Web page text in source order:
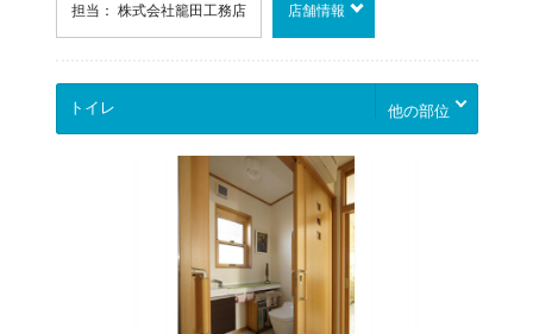
担当： 株式会社籠田工務店 店舗情報
他の部位